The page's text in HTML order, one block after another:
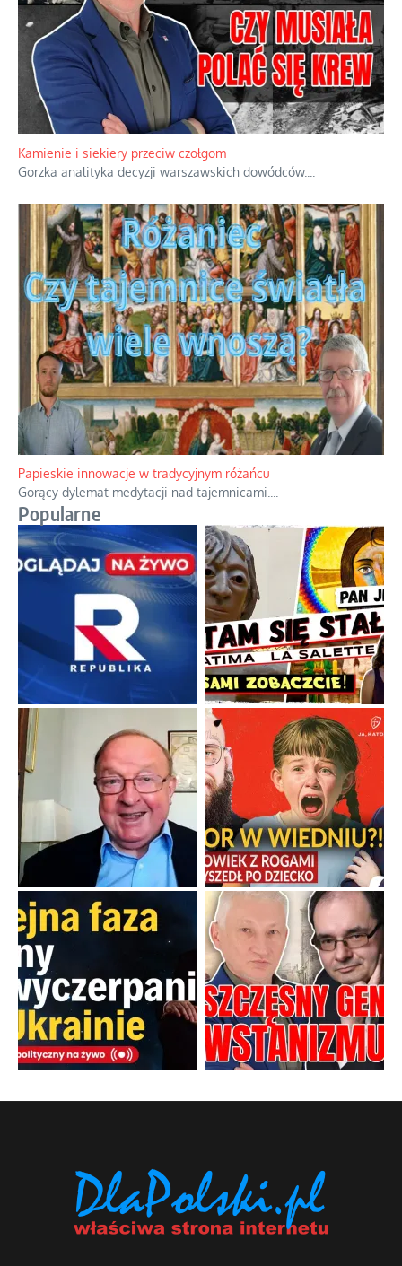
Kamienie i siekiery przeciw czołgom
Gorzka analityka decyzji warszawskich dowódców.
Papieskie innowacje w tradycyjnym różańcu
Gorący dylemat medytacji nad tajemnicami.
Popularne